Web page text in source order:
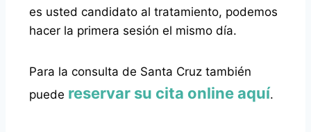
es usted candidato al tratamiento, podemos
hacer la primera sesión el mismo día.
Para la consulta de Santa Cruz también
puede reservar su cita online aquí.